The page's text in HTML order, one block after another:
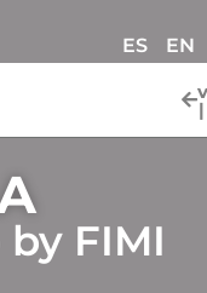
ES
EN
FIMI